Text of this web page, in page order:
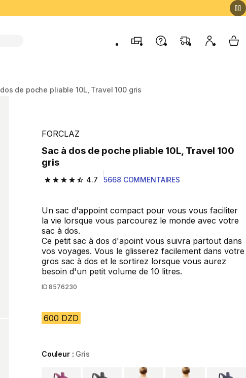
MagasinsContactez-nous
FAQ Mon My
de poche pliable 10L, Travel 100 gris
FORCLAZ
Sac à dos de poche pliable 10L, Travel 100
gris
4.7
4.7 out of 5 stars from 5668 reviews
5668 COMMENTAIRES
Un sac d'appoint compact pour vous vous faciliter
la vie lorsque vous parcourez le monde avec votre
sac à dos.
Ce petit sac à dos d'apoint vous suivra partout dans
vos voyages. Vous le glisserez facilement dans votre
gros sac à dos et le sortirez lorsque vous aurez
besoin d'un petit volume de 10 litres.
ID 8576230
600 DZD
Couleur : Gris
Choose a variant